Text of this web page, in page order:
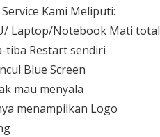
Kami Meliputi:
Laptop/Notebook Mati total
Restart sendiri
Blue Screen
mau menyala
menampilkan Logo